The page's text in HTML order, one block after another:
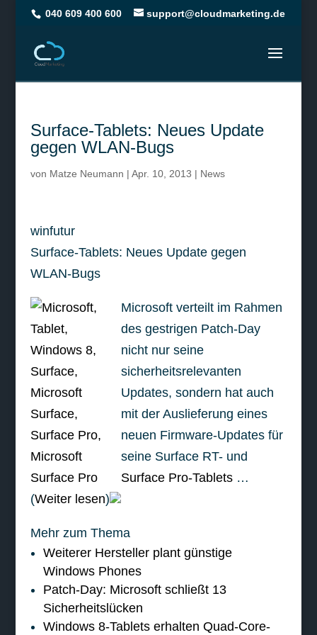
040 609 400 600 support@cloudmarketing.de
Surface-Tablets: Neues Update
gegen WLAN-Bugs
von Matze Neumann | Apr. 10, 2013 | News
winfutur
Surface-Tablets: Neues Update gegen
WLAN-Bugs
Microsoft verteilt im Rahmen
des gestrigen Patch-Day
nicht nur seine
sicherheitsrelevanten
Updates, sondern hat auch
mit der Auslieferung eines
neuen Firmware-Updates für
seine Surface RT- und
Surface Pro-Tablets…
(Weiter lesen)
Mehr zum Thema
Weiterer Hersteller plant günstige
Windows Phones
Patch-Day: Microsoft schließt 13
Sicherheitslücken
Windows 8-Tablets erhalten Quad-Core-